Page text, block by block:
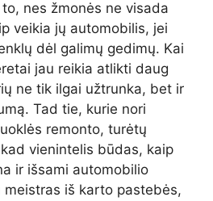
nes žmonės ne visada
veikia jų automobilis, jei
dėl galimų gedimų. Kai
jau reikia atlikti daug
ne tik ilgai užtrunka, bet ir
Tad tie, kurie nori
remonto, turėtų
vienintelis būdas, kaip
ir išsami automobilio
meistras iš karto pastebės,